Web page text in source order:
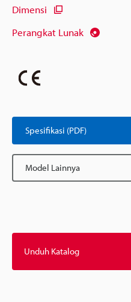
Dimensi
Perangkat Lunak
Spesifikasi (PDF)
Model Lainnya
Unduh Katalog